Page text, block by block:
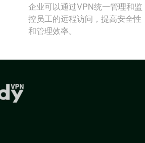
企业可以通过VPN统一管理和监
控员工的远程访问，提高安全性
和管理效率。